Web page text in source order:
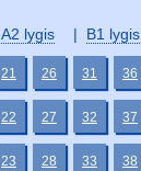
A2 lygis | B1 lygis
21
22
23
26
27
28
31
32
33
36
37
38